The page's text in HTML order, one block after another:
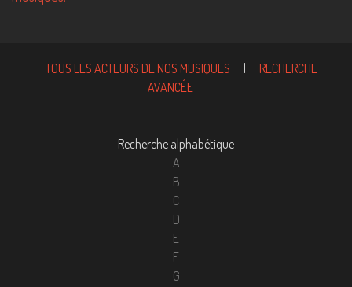
TOUS LES ACTEURS DE NOS MUSIQUES
RECHERCHE
AVANCÉE
Recherche alphabétique
A
B
C
D
E
F
G